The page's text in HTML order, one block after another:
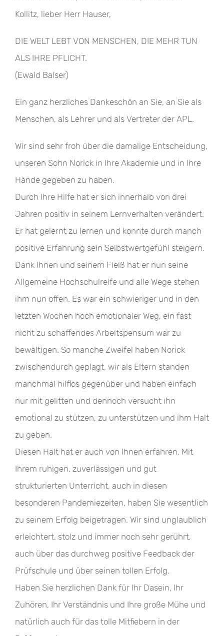
Kollitz, lieber Herr Hauser,
DIE WELT LEBT VON MENSCHEN, DIE MEHR TUN
ALS IHRE PFLICHT.
(Ewald Balser)
Ein ganz herzliches Dankeschön an Sie, an Sie als
Menschen, als Lehrer und als Vertreter der APL.
Wir sind sehr froh über die damalige Entscheidung,
unseren Sohn Norick in Ihre Akademie und in Ihre
Hände gegeben zu haben.
Durch Ihre Hilfe hat er sich innerhalb von drei
Jahren positiv in seinem Lernverhalten verändert.
Er hat gelernt zu lernen und konnte durch manch
positive Erfahrung sein Selbstwertgefühl steigern.
Dank Ihnen und seinem Fleiß hat er nun seine
Allgemeine Hochschulreife und alle Wege stehen
ihm nun offen. Es war ein schwieriger und in den
letzten Wochen hoch emotionaler Weg, ein fast
nicht zu schaffendes Arbeitspensum war zu
bewältigen. So manche Zweifel haben Norick
zwischendurch geplagt, wir als Eltern standen
manchmal hilflos gegenüber und haben einfach
nur mit gelitten und dennoch versucht ihn
emotional zu stützen, zu unterstützen und ihm Halt
zu geben.
Diesen Halt hat er auch von Ihnen erfahren. Mit
Ihrem ruhigen, zuverlässigen und gut
strukturierten Unterricht, auch in diesen
besonderen Pandemiezeiten, haben Sie wesentlich
zu seinem Erfolg beigetragen. Wir sind unglaublich
erleichtert, stolz und immer noch sehr gerührt,
auch über das durchweg positive Feedback der
Prüfschule und über seinen tollen Erfolg.
Haben Sie herzlichen Dank für Ihr Dasein, Ihr
Zuhören, Ihr Verständnis und Ihre große Mühe und
natürlich auch für das tolle Mitfiebern in der